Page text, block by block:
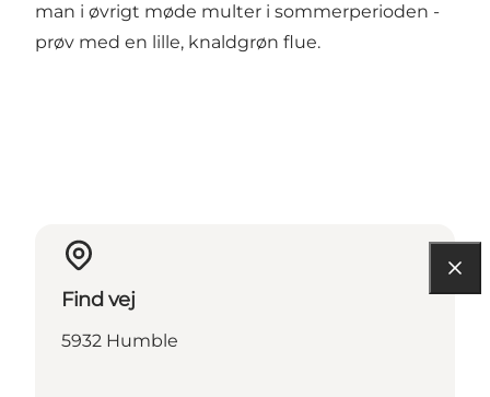
man i øvrigt møde multer i sommerperioden -
prøv med en lille, knaldgrøn flue.
Find vej
5932 Humble